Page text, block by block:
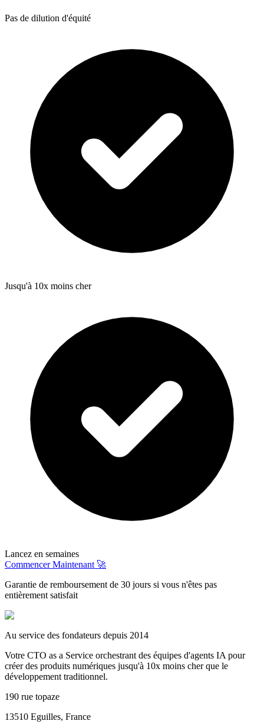
Pas de dilution d'équité
Jusqu'à 10x moins cher
Lancez en semaines
Commencer Maintenant 🚀
Garantie de remboursement de 30 jours si vous n'êtes pas
entièrement satisfait
Au service des fondateurs depuis 2014
Votre CTO as a Service orchestrant des équipes d'agents IA pour
créer des produits numériques jusqu'à 10x moins cher que le
développement traditionnel.
190 rue topaze
13510 Eguilles, France